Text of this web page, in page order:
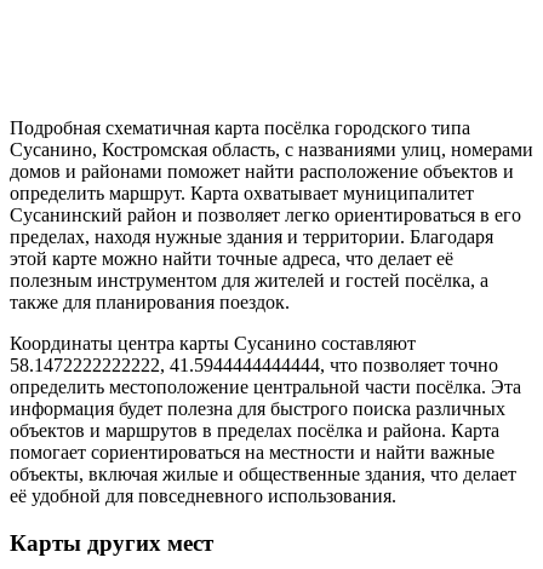
Подробная схематичная карта посёлка городского типа
Сусанино, Костромская область, с названиями улиц, номерами
домов и районами поможет найти расположение объектов и
определить маршрут. Карта охватывает муниципалитет
Сусанинский район и позволяет легко ориентироваться в его
пределах, находя нужные здания и территории. Благодаря
этой карте можно найти точные адреса, что делает её
полезным инструментом для жителей и гостей посёлка, а
также для планирования поездок.
Координаты центра карты Сусанино составляют
58.1472222222222, 41.5944444444444, что позволяет точно
определить местоположение центральной части посёлка. Эта
информация будет полезна для быстрого поиска различных
объектов и маршрутов в пределах посёлка и района. Карта
помогает сориентироваться на местности и найти важные
объекты, включая жилые и общественные здания, что делает
её удобной для повседневного использования.
Карты других мест